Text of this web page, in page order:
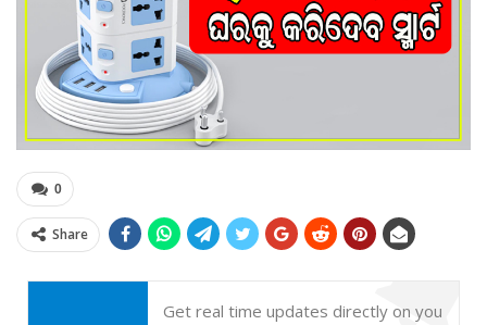
0
Share
Get real time updates directly on you